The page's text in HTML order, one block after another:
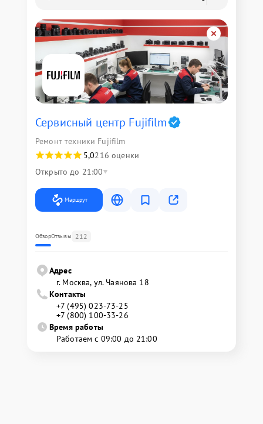
Сервисный центр Fujifilm
Ремонт техники Fujifilm
5,0216 оценки
Открыто до 21:00
Маршрут
ОбзорОтзывы 212
Адрес
г. Москва, ул. Чаянова 18
Контакты
+7 (495) 023-73-25
+7 (800) 100-33-26
Время работы
Работаем с 09:00 до 21:00